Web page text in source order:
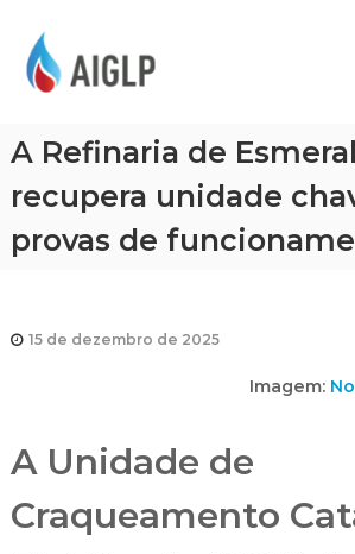
P
A Refinaria de
recupera unidade
provas de
15 de dezembro de 2025
Imagem:
A Unidade de
Craqueamento